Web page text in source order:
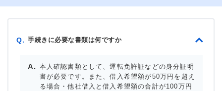
Q. 手続きに必要な書類は何ですか
本人確認書類として、運転免許証などの身分証明
書が必要です。また、借入希望額が50万円を超え
る場合・他社借入と借入希望額の合計が100万円